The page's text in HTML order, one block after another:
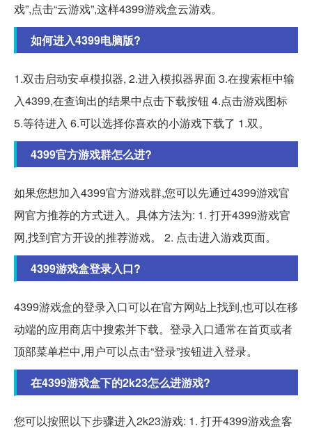
戏”,点击“云游戏”,这样4399游戏盒云游戏。
如何进入4399电脑版?
1.双击启动安卓模拟器, 2.进入模拟器界面 3.在搜索框中输
入4399,在查询出的结果中点击下载按钮 4.点击游戏图标
5.等待进入 6.可以选择你喜欢的小游戏下载了 1.双。
4399官方游戏群怎么进?
如果您想加入4399官方游戏群,您可以先通过4399游戏官
网官方推荐的方式进入。具体方法为: 1. 打开4399游戏官
网,找到官方开设的推荐游戏。 2. 点击进入游戏页面。
4399游戏盒登录入口?
4399游戏盒的登录入口可以在官方网站上找到,也可以在移
动端的应用商店中搜索并下载。登录入口通常在首页或者
顶部菜单栏中,用户可以点击“登录”按钮进入登录。
在4399游戏盒下的2k23怎么进游戏?
您可以按照以下步骤进入2k23游戏: 1. 打开4399游戏盒客